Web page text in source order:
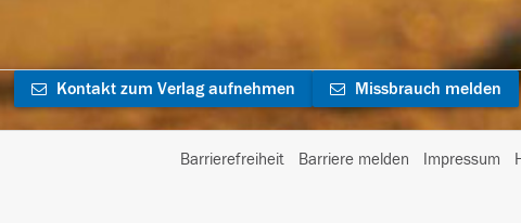
Kontakt zum Verlag aufnehmen Missbrauch melden
Barrierefreiheit Barriere melden Impressum